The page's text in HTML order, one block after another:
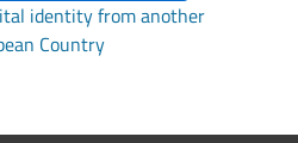
identity from another
Country